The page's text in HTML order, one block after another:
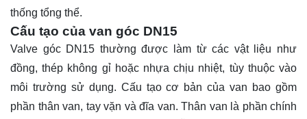
thống tổng thể.
Cấu tạo của van góc DN15
Valve góc DN15 thường được làm từ các vật liệu như
đồng, thép không gỉ hoặc nhựa chịu nhiệt, tùy thuộc vào
môi trường sử dụng. Cấu tạo cơ bản của van bao gồm
phần thân van, tay vặn và đĩa van. Thân van là phần chính